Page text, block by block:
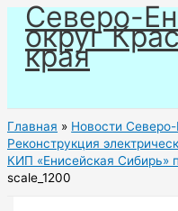
Перейти
содержимому
Северо-
округ
края
Главная
Новости Северо-
Реконструкция
КИП «Енисейская Сибирь»
scale_1200